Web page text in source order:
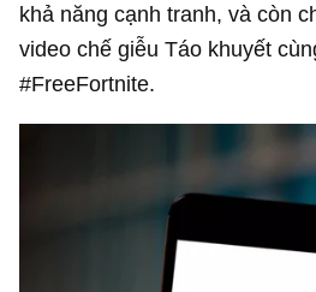
khả năng cạnh tranh, và còn
video chế giễu Táo khuyết
#FreeFortnite.